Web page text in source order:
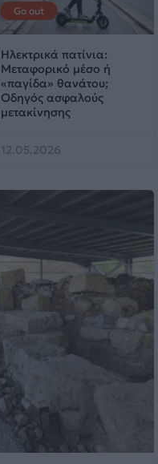
Go out
Ηλεκτρικά πατίνια:
Μεταφορικό μέσο ή
«παγίδα» θανάτου;
Οδηγός ασφαλούς
μετακίνησης
12.05.2026